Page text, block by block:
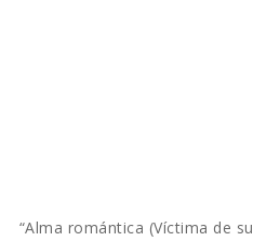
“Alma romántica (Víctima de su